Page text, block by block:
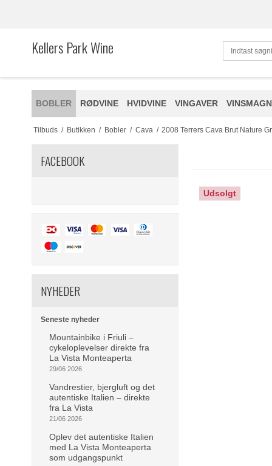
Kellers Park Wine
BOBLER RØDVINE HVIDVINE VINGAVER
Tilbuds / Butikken / Bobler / Cava / 2008 Terrers Cava Brut Nature
FACEBOOK
NYHEDER
Seneste nyheder
Mountainbike i Friuli –
cykeloplevelser direkte fra
La Vista Monteaperta
29/06 2026
Vandrestier, bjergluft og det
autentiske Italien – direkte
fra La Vista
21/06 2026
Oplev det autentiske Italien
med La Vista Monteaperta
som udgangspunkt
Udsolgt